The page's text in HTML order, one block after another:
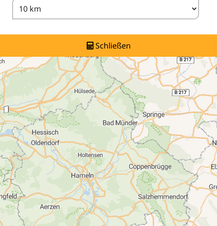
Schließen